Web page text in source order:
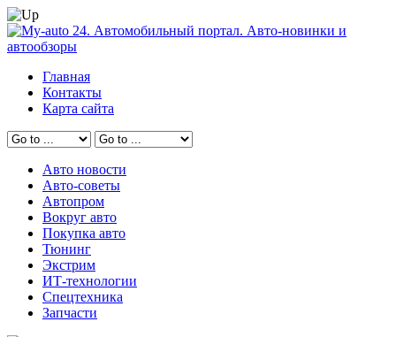
Главная
Контакты
Карта сайта
Авто новости
Авто-советы
Автопром
Вокруг авто
Покупка авто
Тюнинг
Экстрим
ИТ-технологии
Спецтехника
Запчасти